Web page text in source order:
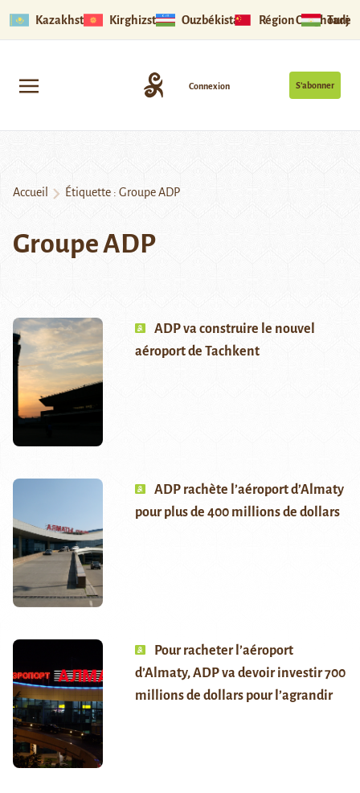
Kazakhstan Kirghizstan Ouzbékistan Région Ouïghoure
S’abonner
Connexion
Accueil Étiquette : Groupe ADP
Groupe ADP
ADP va construire le nouvel
aéroport de Tachkent
ADP rachète l’aéroport d’Almaty
pour plus de 400 millions de dollars
Pour racheter l’aéroport
d’Almaty, ADP va devoir investir 700
millions de dollars pour l’agrandir